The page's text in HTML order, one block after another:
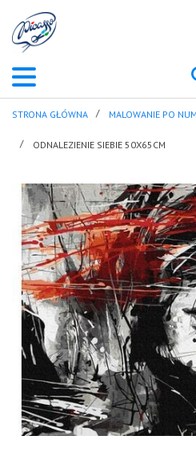
STRONA GŁÓWNA MALOWANIE PO
ODNALEZIENIE SIEBIE 50X65CM